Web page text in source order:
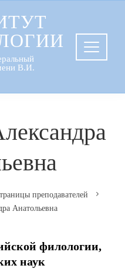
В.И.
преподавателей
Анатольевна
филологии,
наук